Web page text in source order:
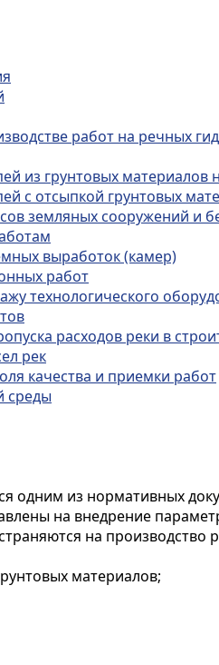
работ на речных
из грунтовых материалов
с отсыпкой грунтовых
земляных сооружений и
выработок (камер)
работ
технологического
расходов реки в
рек
качества и приемки работ
среды
одним из нормативных
на внедрение
на
материалов;